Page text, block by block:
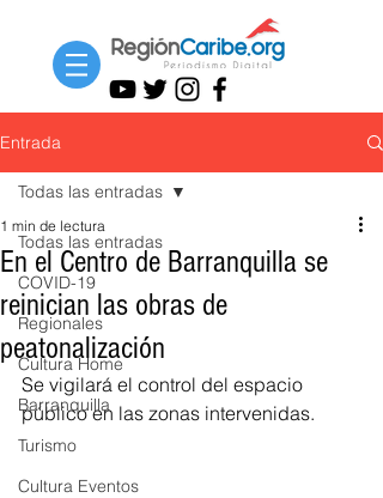
Entrada
Todas las entradas
COVID-19
Regionales
Cultura Home
Barranquilla
Turismo
Cultura Eventos
Todas las entradas
En el Centro de Barranquilla se
reinician las obras de
peatonalización
1 min de lectura
Se vigilará el control del espacio
público en las zonas intervenidas.